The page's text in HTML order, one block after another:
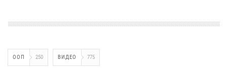
ООП 250 ВИДЕО 775